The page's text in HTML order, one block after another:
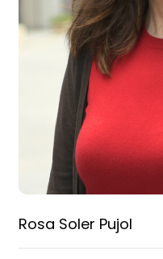
Rosa Soler Pujol